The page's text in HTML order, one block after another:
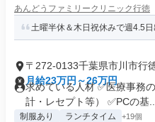
あんどうファミリークリニック行徳
土曜半休＆木日祝休みで週4.5日
〒272-0133千葉県市川市行
月給23万円～26万円
求めている人材 ✅医療事務
計・レセプト等） ✅PCの基...
制服あり ランチタイム +19個